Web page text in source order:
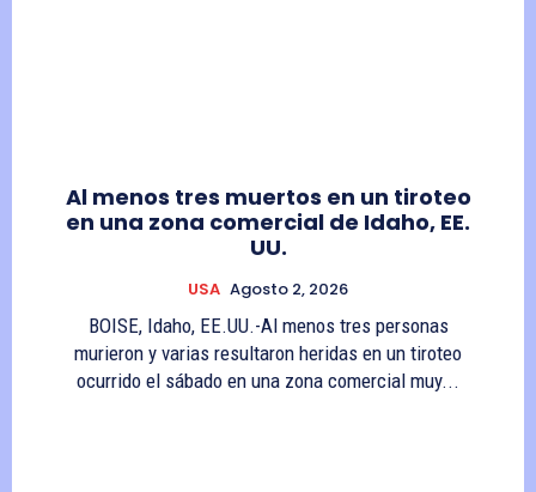
Al menos tres muertos en un tiroteo
en una zona comercial de Idaho, EE.
UU.
USA Agosto 2, 2026
BOISE, Idaho, EE.UU.-Al menos tres personas
murieron y varias resultaron heridas en un tiroteo
ocurrido el sábado en una zona comercial muy...